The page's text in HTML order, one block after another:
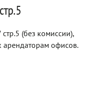
(без комиссии),
офисов.